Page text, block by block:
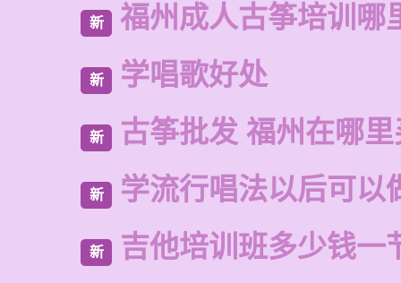
新 福州成人古筝培训哪
新 学唱歌好处
新 古筝批发 福州在哪
新 学流行唱法以后可以
新 吉他培训班多少钱一